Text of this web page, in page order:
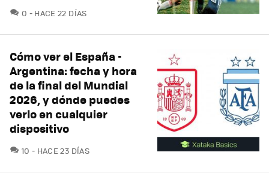
0 COMENTARIOS
HACE 22 DÍAS
Cómo ver el España -
Argentina: fecha y hora
de la final del Mundial
2026, y dónde puedes
verlo en cualquier
dispositivo
10 COMENTARIOS
HACE 23 DÍAS